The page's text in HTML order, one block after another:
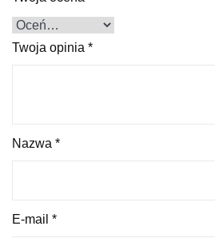
Twoja opinia *
Nazwa *
E-mail *